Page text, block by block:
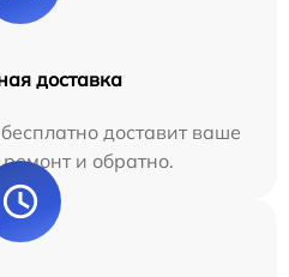
доставка
доставит ваше
и обратно.